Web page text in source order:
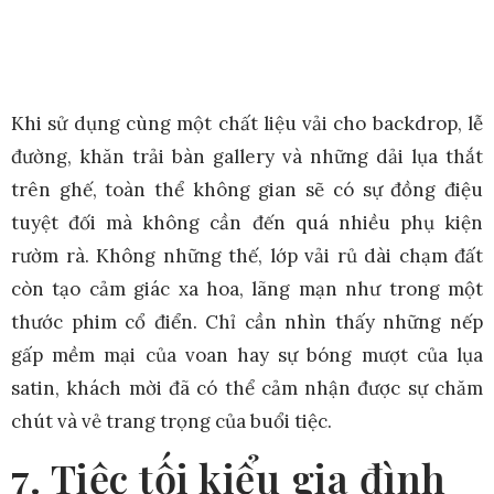
Khi sử dụng cùng một chất liệu vải cho backdrop, lễ
đường, khăn trải bàn gallery và những dải lụa thắt
trên ghế, toàn thể không gian sẽ có sự đồng điệu
tuyệt đối mà không cần đến quá nhiều phụ kiện
rườm rà. Không những thế, lớp vải rủ dài chạm đất
còn tạo cảm giác xa hoa, lãng mạn như trong một
thước phim cổ điển. Chỉ cần nhìn thấy những nếp
gấp mềm mại của voan hay sự bóng mượt của lụa
satin, khách mời đã có thể cảm nhận được sự chăm
chút và vẻ trang trọng của buổi tiệc.
7. Tiệc tối kiểu gia đình